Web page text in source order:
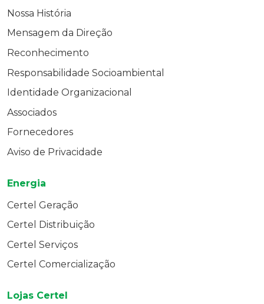
Nossa História
Mensagem da Direção
Reconhecimento
Responsabilidade Socioambiental
Identidade Organizacional
Associados
Fornecedores
Aviso de Privacidade
Energia
Certel Geração
Certel Distribuição
Certel Serviços
Certel Comercialização
Lojas Certel